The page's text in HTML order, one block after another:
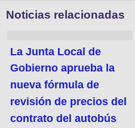
Noticias relacionadas
La Junta Local de
Gobierno aprueba la
nueva fórmula de
revisión de precios del
contrato del autobús